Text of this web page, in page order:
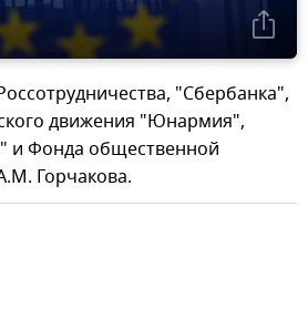
"Сбербанка",
движения "Юнармия",
и Фонда общественной
Горчакова.